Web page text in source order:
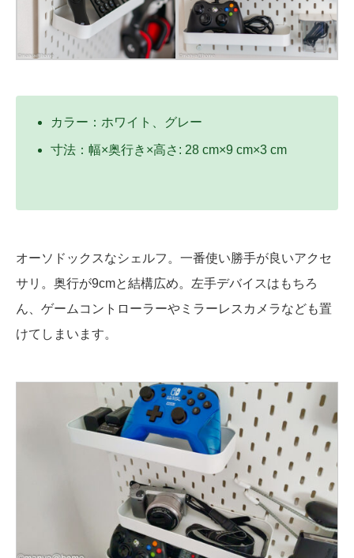
カラー：ホワイト、グレー
寸法：幅×奥行き×高さ: 28 cm×9 cm×3 cm
オーソドックスなシェルフ。一番使い勝手が良いアクセ
サリ。奥行が9cmと結構広め。左手デバイスはもちろ
ん、ゲームコントローラーやミラーレスカメラなども置
けてしまいます。